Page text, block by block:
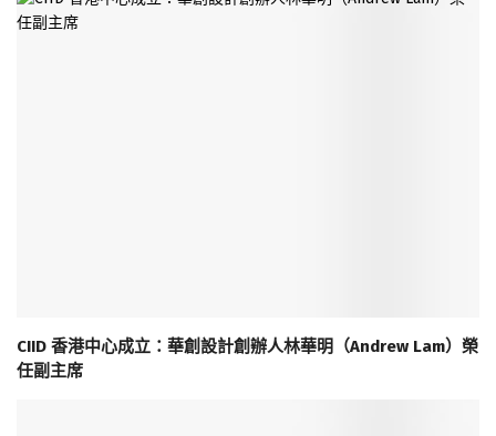
CIID 香港中心成立：華創設計創辦人林華明（Andrew Lam）榮
任副主席